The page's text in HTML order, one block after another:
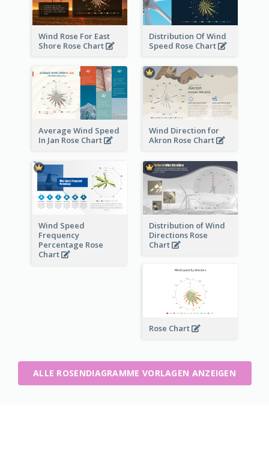
Wind Rose For East
Shore Rose Chart
Distribution Of Wind
Speed Rose Chart
Average Wind Speed
In Jan Rose Chart
Wind Direction for
Akron Rose Chart
Wind Speed
Frequency
Percentage Rose
Chart
Distribution of Wind
Directions Rose
Chart
Rose Chart
ALLE ROSENDIAGRAMME VORLAGEN ANZEIGEN